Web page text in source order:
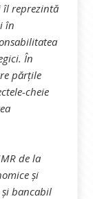
îl reprezintă
în
În
părțile
cheie
de la
și
și bancabil